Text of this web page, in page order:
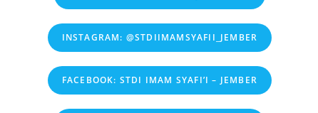
INSTAGRAM: @STDIIMAMSYAFII_JEMBER
FACEBOOK: STDI IMAM SYAFI’I – JEMBER